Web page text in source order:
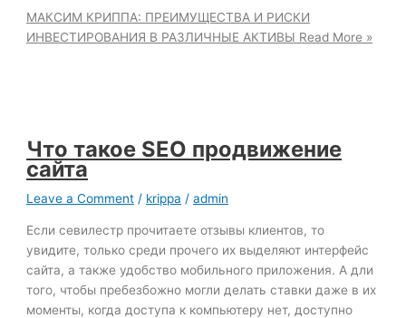
МАКСИМ КРИППА: ПРЕИМУЩЕСТВА И РИСКИ
ИНВЕСТИРОВАНИЯ В РАЗЛИЧНЫЕ АКТИВЫ Read More »
Что такое SEO продвижение
сайта
Leave a Comment / krippa /admin
Если севилестр прочитаете отзывы клиентов, то
увидите, только среди прочего их выделяют интерфейс
сайта, а также удобство мобильного приложения. А дли
того, чтобы пребезбожно могли делать ставки даже в их
моменты, когда доступа к компьютеру нет, доступно